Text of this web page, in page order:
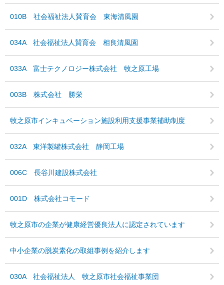
010B 社会福祉法人賛育会 東海清風園
034A 社会福祉法人賛育会 相良清風園
033A 富士テクノロジー株式会社 牧之原工場
003B 株式会社 勝栄
牧之原市インキュベーション施設利用支援事業補助制度
032A 東洋製罐株式会社 静岡工場
006C 長谷川建設株式会社
001D 株式会社コモード
牧之原市の企業が健康経営優良法人に認定されています
中小企業の脱炭素化の取組事例を紹介します
030A 社会福祉法人 牧之原市社会福祉事業団